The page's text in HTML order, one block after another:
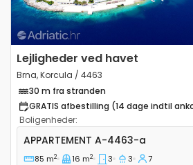
Lejligheder ved havet
Brna, Korcula / 4463
30 m fra stranden
GRATIS afbestilling (14 dage indtil
Boligenheder:
Treværelses lejlighed Brna,
APPARTEMENT A-4463-a
85 m2 16 m2 3 3 7